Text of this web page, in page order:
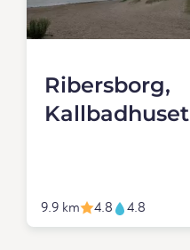
Ribersborg,
Kallbadhuset
9.9 km 4.8 4.8